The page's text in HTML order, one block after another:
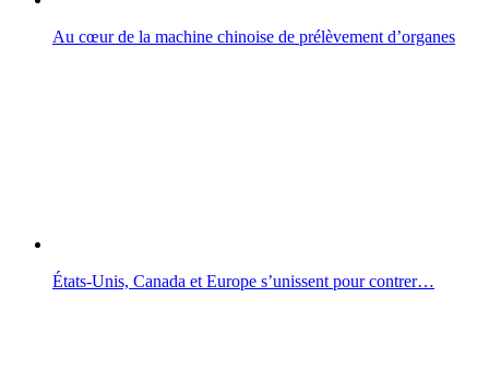
Au cœur de la machine chinoise de prélèvement d’organes
États-Unis, Canada et Europe s’unissent pour contrer…